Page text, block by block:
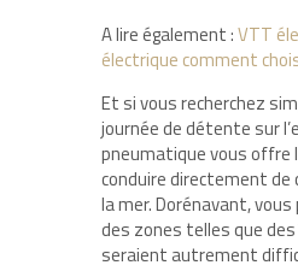
A lire également :VTT
électrique comment
Et si vous recherchez
journée de détente sur
pneumatique vous offre
conduire directement de
la mer. Dorénavant, vous
des zones telles que
seraient autrement